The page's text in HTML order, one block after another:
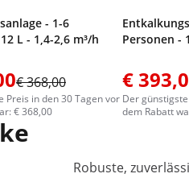
- 1-6
L - 1,4-2,6 m³/h
€ 368,00
Preis in den 30 Tagen vor
€ 368,00
Personen -
€
Der
dem Rabatt
Robuste,